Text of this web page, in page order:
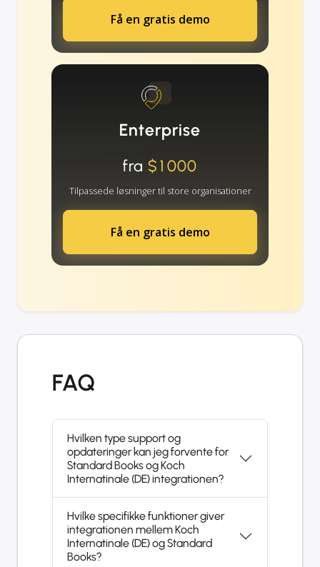
Få en gratis demo
Enterprise
fra $1000
Tilpassede løsninger til store organisationer
Få en gratis demo
FAQ
Hvilken type support og
opdateringer kan jeg forvente for
Standard Books og Koch
Internatinale (DE) integrationen?
Hvilke specifikke funktioner giver
integrationen mellem Koch
Internatinale (DE) og Standard
Books?